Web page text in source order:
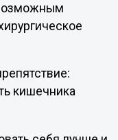
кишечника